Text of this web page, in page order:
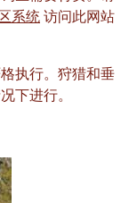
系统 访问此网站
执行。狩猎和垂
下进行。